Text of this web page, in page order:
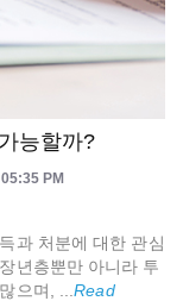
능할까?
PM
과 처분에 대한 관심
년층뿐만 아니라 투
으며, ...Read